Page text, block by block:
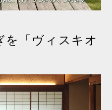
を「ヴィスキオ